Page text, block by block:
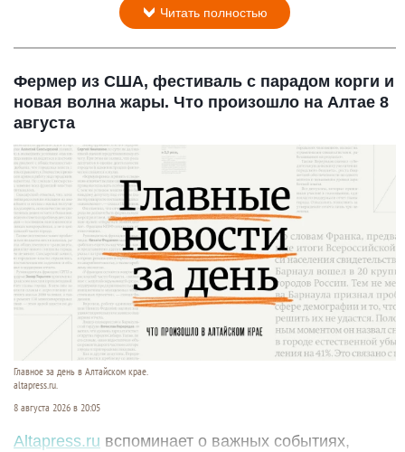
Читать полностью
Фермер из США, фестиваль с парадом корги и
новая волна жары. Что произошло на Алтае 8
августа
Главное за день в Алтайском крае.
altapress.ru.
8 августа 2026 в 20:05
Altapress.ru вспоминает о важных событиях,